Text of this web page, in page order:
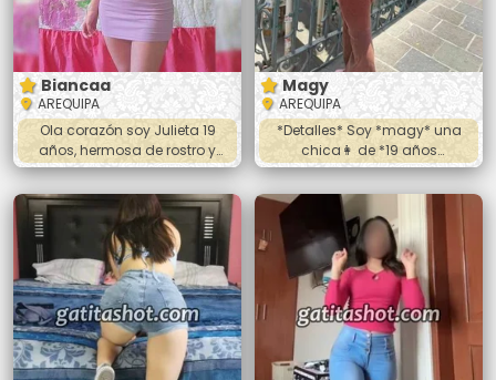
Biancaa
AREQUIPA
Ola corazón soy Julieta 19
años, hermosa de rostro y
cuerpo 👅💋 ni bien me veas te
gustará muchísimo mi bellaza
soy delgada y bonitas curvas
y hermosos pechos. Trato de
pareja, caricias, besitos, oral
rico 😋, vaginal toda las poses,
te va agradae mi atención.
*SALIDAS.HOTELES* AV DOLORES,
ORMEÑO PILAR, AV INKAS,
MARIANO MELGAR, MIRAFLORES,
ETC *LLEVAR PRESERVATIVO*
Magy
AREQUIPA
*Detalles* Soy *magy* una
chica👩 de *19 años
arequipeña* de muy buena
figura Salgo a hoteles 🏩de la
ciudad soy muy jovial y alegre
vaginal, toda las poses ,
desnudo completa, ora
completa Te tienes que
*hospedarte*🏨 primero luego
voy a tu habitación *Llevar
preservativos* y espese con
sencillo 😊